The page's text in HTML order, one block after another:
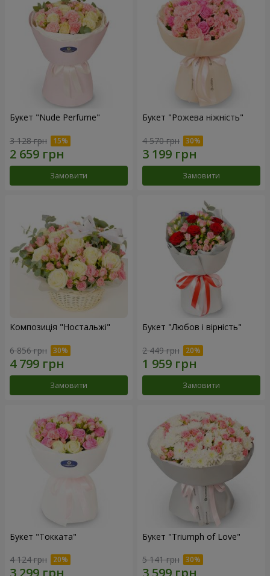
Букет "Nude Perfume"
3 128 грн
Замовити
Букет "Рожева ніжність"
4 570 грн
Замовити
Композиція "Ностальжі"
6 856 грн
Замовити
Букет "Любов і вірність"
2 449 грн
Замовити
Букет "Токката"
4 124 грн
Букет "Triumph of Love"
5 141 грн